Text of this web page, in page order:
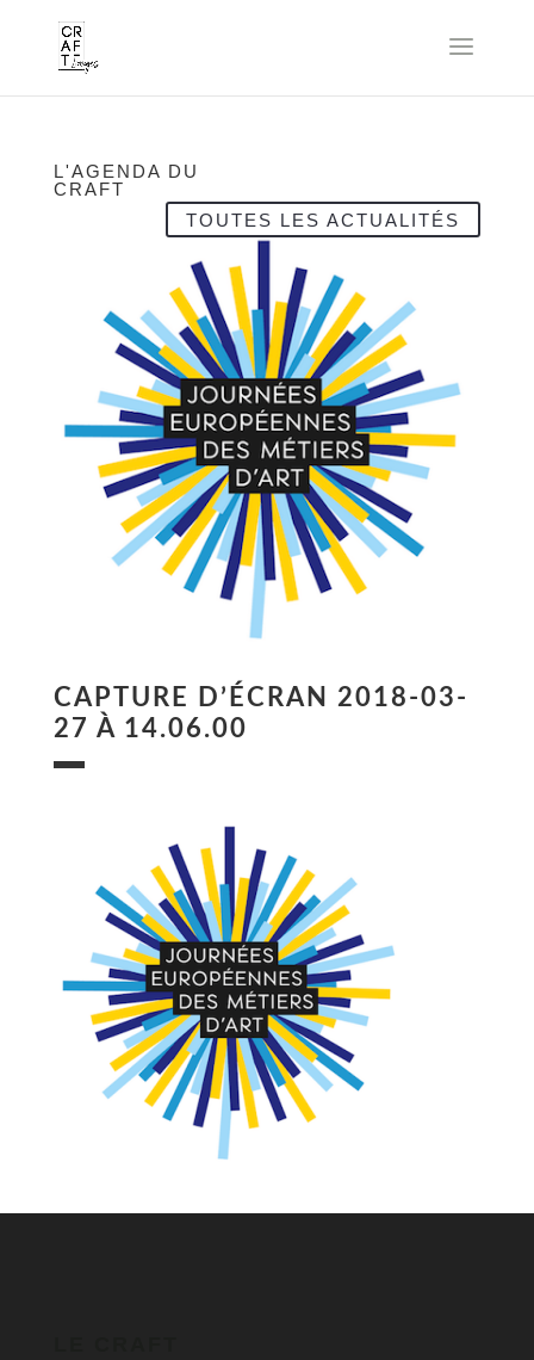
L'AGENDA DU
CRAFT
TOUTES LES ACTUALITÉS
CAPTURE D’ÉCRAN 2018-03-
27 À 14.06.00